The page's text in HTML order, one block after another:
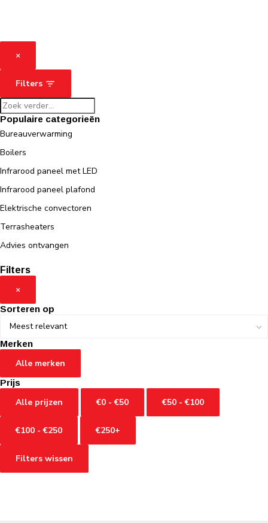
×
Filters
Populaire categorieën
Bureauverwarming
Boilers
Infrarood paneel met LED
Infrarood paneel plafond
Elektrische convectoren
Terrasheaters
Advies ontvangen
Filters
×
Sorteren op
Merken
Alle merken
Prijs
Alle prijzen €0 - €50 €50 - €100
€100 - €250 €250+
Filters wissen